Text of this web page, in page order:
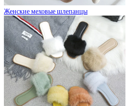
Женские меховые шлепанцы